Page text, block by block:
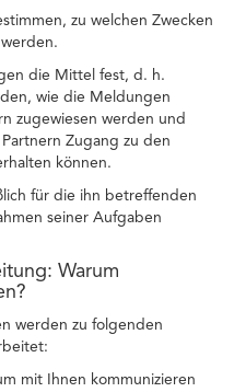
zu welchen Zwecken
die Mittel fest, d. h.
wie die Meldungen
zugewiesen werden und
Zugang zu den
können.
für die ihn betreffenden
seiner Aufgaben
Warum
werden zu folgenden
mit Ihnen kommunizieren